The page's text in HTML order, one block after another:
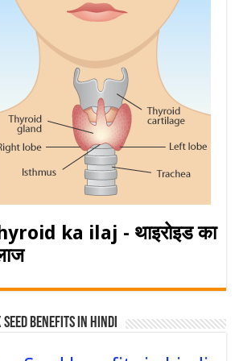
ka ilaj - थाइरोइड का
Seed Benefits in hindi